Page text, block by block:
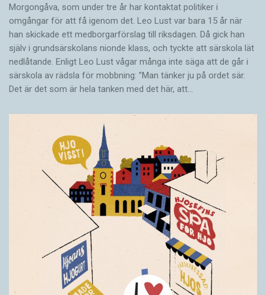
Morgongåva, som under tre år har kontaktat politiker i
omgångar för att få igenom det. Leo Lust var bara 15 år när
han skickade ett medborgarförslag till riksdagen. Då gick han
själv i grundsärskolans nionde klass, och tyckte att särskola lät
nedlåtande. Enligt Leo Lust vågar många inte säga att de går i
särskola av rädsla för mobbning: ”Man tänker ju på ordet sär.
Det är det som är hela tanken med det här, att…